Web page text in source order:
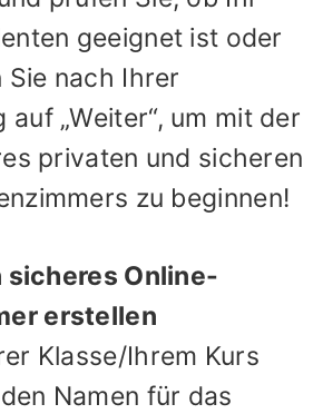
geeignet ist oder
nach Ihrer
auf „Weiter“, um mit der
privaten und sicheren
zu beginnen!
sicheres Online-
erstellen
Klasse/Ihrem Kurs
Namen für das